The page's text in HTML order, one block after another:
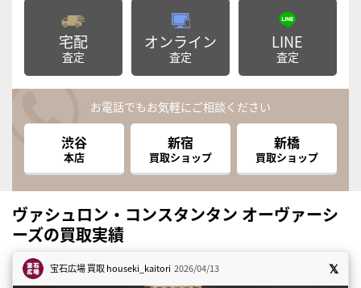
宅配
査定
オンライン
査定
LINE
査定
お電話でもお気軽にご相談ください
渋谷
本店
新宿
買取ショップ
新橋
買取ショップ
ヴァシュロン・コンスタンタン オーヴァーシ
ーズの買取実績
宝石広場 買取houseki_kaitori 2026/04/13